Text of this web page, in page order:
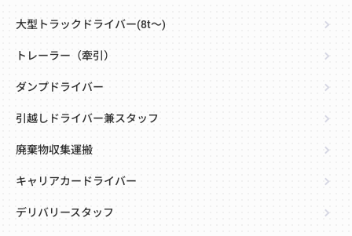
大型トラックドライバー(8t～)
トレーラー（牽引）
ダンプドライバー
引越しドライバー兼スタッフ
廃棄物収集運搬
キャリアカードライバー
デリバリースタッフ